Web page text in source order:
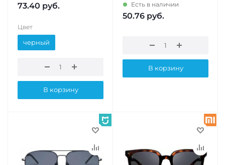
73.40 руб.
Цвет
черный
В корзину
Есть в наличии
50.76 руб.
В корзину